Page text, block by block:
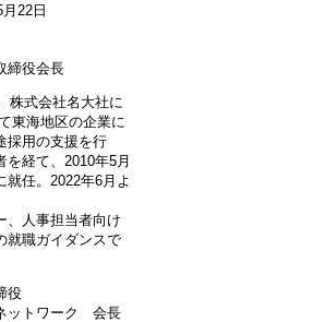
22日
締役会長
株式会社名大社に
東海地区の企業に
採用の支援を行
を経て、2010年5月
就任。2022年6月よ
、人事担当者向け
就職ガイダンスで
役
ットワーク 会長